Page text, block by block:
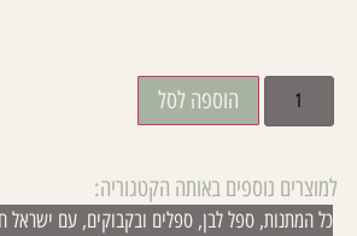
הוספה לסל
למוצרים נוספים באותה הקטגוריה:
כל המתנות, ספל לבן, ספלים ובקבוקים, עם ישראל